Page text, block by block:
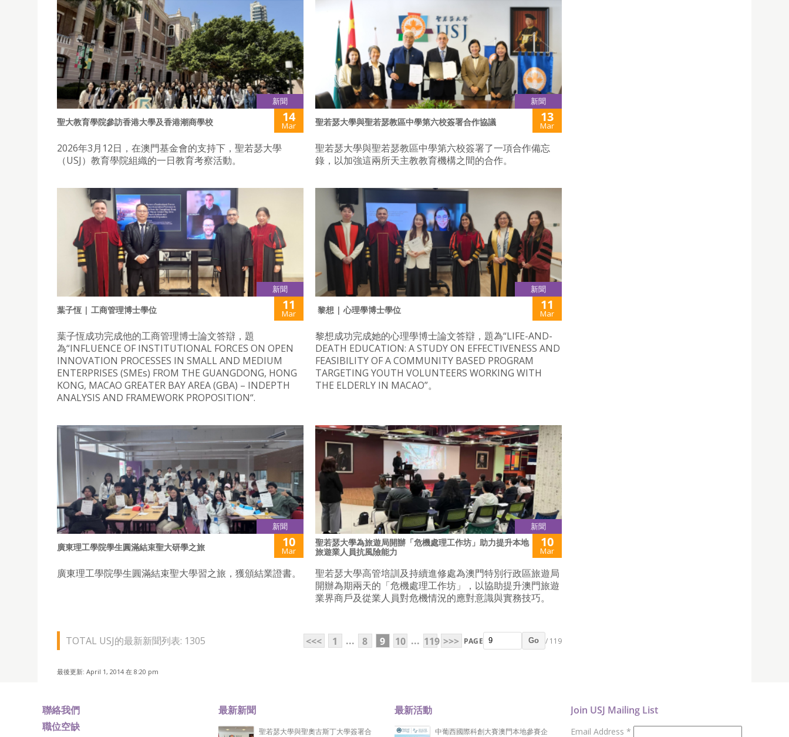
新聞
聖大教育學院參訪香港大學及香港潮商學校 14
Mar
2026年3月12日，在澳門基金會的支持下，聖若瑟大學
（USJ）教育學院組織的一日教育考察活動。
新聞
聖若瑟大學與聖若瑟教區中學第六校簽署合作協議 13
Mar
聖若瑟大學與聖若瑟教區中學第六校簽署了一項合作備忘
錄，以加強這兩所天主教教育機構之間的合作。
新聞
葉子恆 | 工商管理博士學位 11
Mar
葉子恆成功完成他的工商管理博士論文答辯，題
為“INFLUENCE OF INSTITUTIONAL FORCES ON OPEN
INNOVATION PROCESSES IN SMALL AND MEDIUM
ENTERPRISES (SMEs) FROM THE GUANGDONG, HONG
KONG, MACAO GREATER BAY AREA (GBA) – INDEPTH
ANALYSIS AND FRAMEWORK PROPOSITION“.
新聞
黎想 | 心理學博士學位 11
Mar
黎想成功完成她的心理學博士論文答辯，題為“LIFE-AND-
DEATH EDUCATION: A STUDY ON EFFECTIVENESS AND
FEASIBILITY OF A COMMUNITY BASED PROGRAM
TARGETING YOUTH VOLUNTEERS WORKING WITH
THE ELDERLY IN MACAO”。
新聞
廣東理工學院學生圓滿結束聖大研學之旅 10
Mar
廣東理工學院學生圓滿結束聖大學習之旅，獲頒結業證書。
新聞
聖若瑟大學為旅遊局開辦「危機處理工作坊」助力提升本地
旅遊業人員抗風險能力
10
Mar
聖若瑟大學高管培訓及持續進修處為澳門特別行政區旅遊局
開辦為期兩天的「危機處理工作坊」，以協助提升澳門旅遊
業界商戶及從業人員對危機情況的應對意識與實務技巧。
TOTAL USJ的最新新聞列表: 1305 <<< 1 ... 8 9 10 ... 119 >>> PAGE Go / 119
最後更新: April 1, 2014 在 8:20 pm
聯絡我們
職位空缺
最新新聞
聖若瑟大學與聖奧古斯丁大學簽署合
最新活動
中葡西國際科創大賽澳門本地參賽企
Join USJ Mailing List
Email Address *